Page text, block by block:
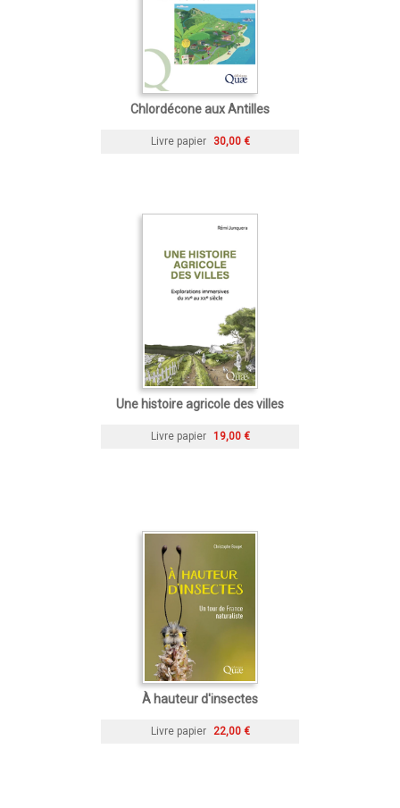
Chlordécone aux Antilles
Livre papier 30,00 €
Une histoire agricole des villes
Livre papier 19,00 €
À hauteur d'insectes
Livre papier 22,00 €